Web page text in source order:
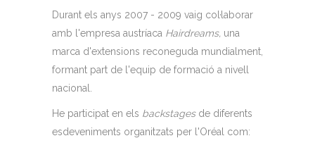
Durant els anys 2007 - 2009 vaig col·laborar
amb l'empresa austríaca Hairdreams, una
marca d'extensions reconeguda mundialment,
formant part de l'equip de formació a nivell
nacional.
He participat en els backstagesde diferents
esdeveniments organitzats per l'Oréal com: